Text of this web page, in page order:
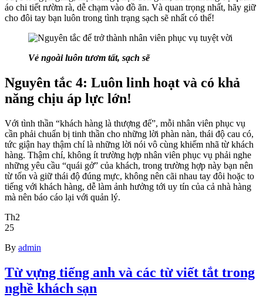
áo chi tiết rườm rà, dễ chạm vào đồ ăn. Và quan trọng nhất, hãy giữ
cho đôi tay bạn luôn trong tình trạng sạch sẽ nhất có thể!
Vẻ ngoài luôn tươm tất, sạch sẽ
Nguyên tắc 4: Luôn linh hoạt và có khả
năng chịu áp lực lớn!
Với tình thần “khách hàng là thượng đế”, mỗi nhân viên phục vụ
cần phải chuẩn bị tinh thần cho những lời phàn nàn, thái độ cau có,
tức giận hay thậm chí là những lời nói vô cùng khiếm nhã từ khách
hàng. Thậm chí, không ít trường hợp nhân viên phục vụ phải nghe
những yêu cầu “quái gở” của khách, trong trường hợp này bạn nên
từ tốn và giữ thái độ đúng mực, không nên cãi nhau tay đôi hoặc to
tiếng với khách hàng, dễ làm ảnh hưởng tới uy tín của cả nhà hàng
mà nên báo cáo lại với quản lý.​
Th2
25
By admin
Từ vựng tiếng anh và các từ viết tắt trong
nghề khách sạn